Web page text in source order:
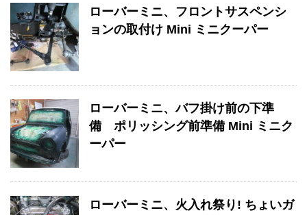
ローバーミニ、フロントサスペンシ
ョンの取付け Mini ミニクーパー
ローバーミニ、バフ掛け前の下準
備 ポリッシング前準備 Mini ミニク
ーパー
ローバーミニ、火入れ祭り! ちょいガ